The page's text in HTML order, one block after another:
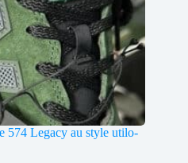
574 Legacy au style utilo-